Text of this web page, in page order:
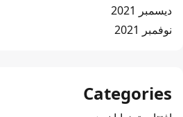
ديسمبر 2021
نوفمبر 2021
Categories